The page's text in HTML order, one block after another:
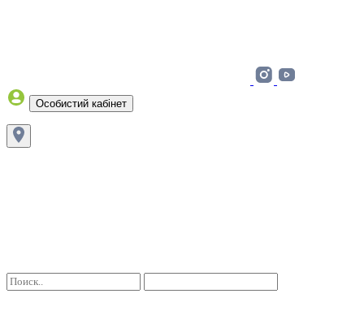
Особистий кабінет